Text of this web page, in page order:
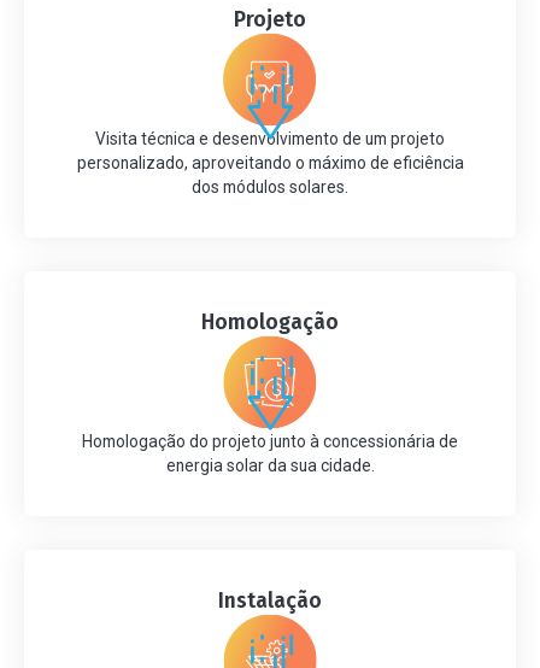
Projeto
Visita técnica e desenvolvimento de um projeto
personalizado, aproveitando o máximo de eficiência
dos módulos solares.
Homologação
Homologação do projeto junto à concessionária de
energia solar da sua cidade.
Instalação